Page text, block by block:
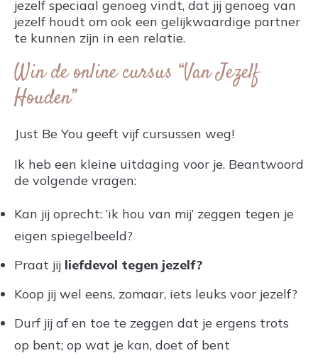
jezelf speciaal genoeg vindt, dat jij genoeg van
jezelf houdt om ook een gelijkwaardige partner
te kunnen zijn in een relatie.
Win de online cursus “Van Jezelf
Houden”
Just Be You geeft vijf cursussen weg!
Ik heb een kleine uitdaging voor je. Beantwoord
de volgende vragen:
Kan jij oprecht: ’ik hou van mij’ zeggen tegen je
eigen spiegelbeeld?
Praat jij liefdevol tegen jezelf?
Koop jij wel eens, zomaar, iets leuks voor jezelf?
Durf jij af en toe te zeggen dat je ergens trots
op bent; op wat je kan, doet of bent